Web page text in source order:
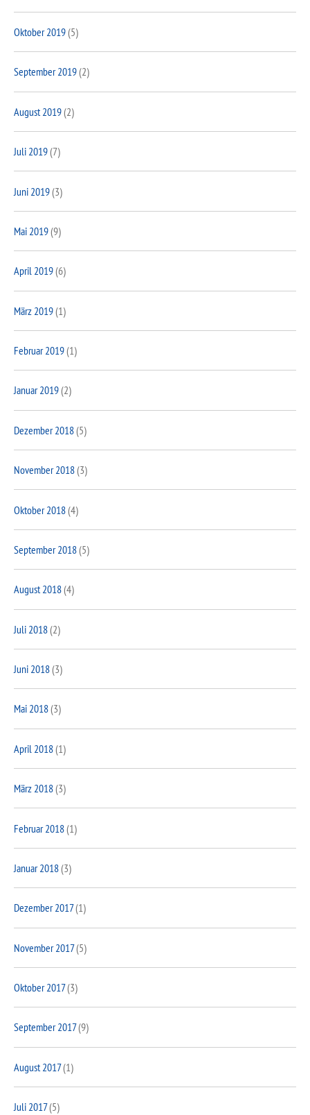
Oktober 2019(5)
September 2019(2)
August 2019(2)
Juli 2019(7)
Juni 2019(3)
Mai 2019(9)
April 2019(6)
März 2019(1)
Februar 2019(1)
Januar 2019(2)
Dezember 2018(5)
November 2018(3)
Oktober 2018(4)
September 2018(5)
August 2018(4)
Juli 2018(2)
Juni 2018(3)
Mai 2018(3)
April 2018(1)
März 2018(3)
Februar 2018(1)
Januar 2018(3)
Dezember 2017(1)
November 2017(5)
Oktober 2017(3)
September 2017(9)
August 2017(1)
Juli 2017(5)